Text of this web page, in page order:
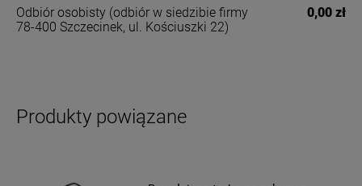
Odbiór osobisty (odbiór w siedzibie firmy
78-400 Szczecinek, ul. Kościuszki 22)
0,00 zł
Produkty powiązane